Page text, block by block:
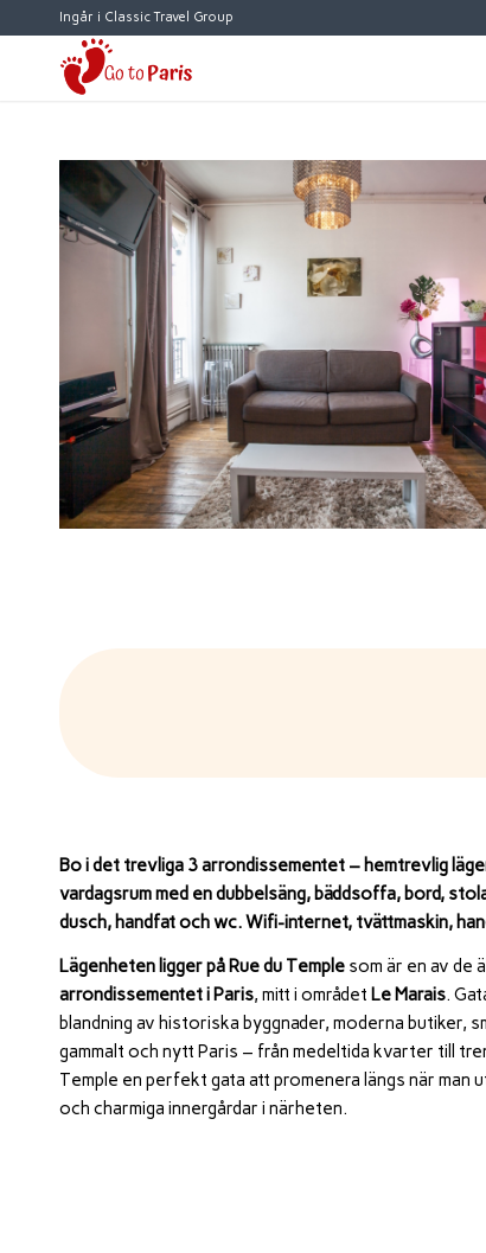
Ingår i Classic Travel Group
Bo i det trevliga 3 arrondissementet – hemtrevlig
vardagsrum med en dubbelsäng, bäddsoffa, bord,
dusch, handfat och wc. Wifi-internet, tvättmaskin,
Lägenheten ligger på Rue du Temple som är en av de
arrondissementet i Paris, mitt i området Le Marais.
blandning av historiska byggnader, moderna butiker,
gammalt och nytt Paris – från medeltida kvarter till
Temple en perfekt gata att promenera längs när man
och charmiga innergårdar i närheten.